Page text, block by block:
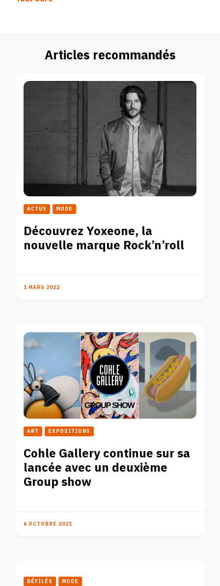
Articles recommandés
ACTUS MODE
Découvrez Yoxeone, la
nouvelle marque Rock’n’roll
1 MARS 2022
ART EXPOSITIONS
Cohle Gallery continue sur sa
lancée avec un deuxième
Group show
6 OCTOBRE 2021
DÉFILÉS MODE